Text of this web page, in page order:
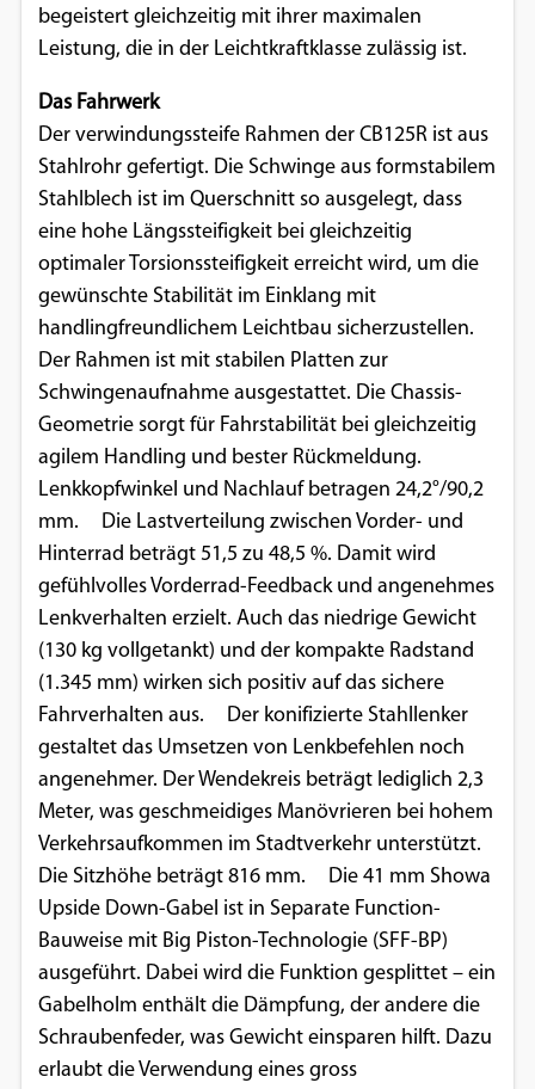
begeistert gleichzeitig mit ihrer maximalen
Leistung, die in der Leichtkraftklasse zulässig ist.
Das Fahrwerk
Der verwindungssteife Rahmen der CB125R ist aus
Stahlrohr gefertigt. Die Schwinge aus formstabilem
Stahlblech ist im Querschnitt so ausgelegt, dass
eine hohe Längssteifigkeit bei gleichzeitig
optimaler Torsionssteifigkeit erreicht wird, um die
gewünschte Stabilität im Einklang mit
handlingfreundlichem Leichtbau sicherzustellen.
Der Rahmen ist mit stabilen Platten zur
Schwingenaufnahme ausgestattet. Die Chassis-
Geometrie sorgt für Fahrstabilität bei gleichzeitig
agilem Handling und bester Rückmeldung.
Lenkkopfwinkel und Nachlauf betragen 24,2°/90,2
mm. Die Lastverteilung zwischen Vorder- und
Hinterrad beträgt 51,5 zu 48,5 %. Damit wird
gefühlvolles Vorderrad-Feedback und angenehmes
Lenkverhalten erzielt. Auch das niedrige Gewicht
(130 kg vollgetankt) und der kompakte Radstand
(1.345 mm) wirken sich positiv auf das sichere
Fahrverhalten aus. Der konifizierte Stahllenker
gestaltet das Umsetzen von Lenkbefehlen noch
angenehmer. Der Wendekreis beträgt lediglich 2,3
Meter, was geschmeidiges Manövrieren bei hohem
Verkehrsaufkommen im Stadtverkehr unterstützt.
Die Sitzhöhe beträgt 816 mm. Die 41 mm Showa
Upside Down-Gabel ist in Separate Function-
Bauweise mit Big Piston-Technologie (SFF-BP)
ausgeführt. Dabei wird die Funktion gesplittet – ein
Gabelholm enthält die Dämpfung, der andere die
Schraubenfeder, was Gewicht einsparen hilft. Dazu
erlaubt die Verwendung eines gross